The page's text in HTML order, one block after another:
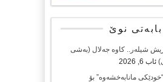
بابەتی نوێ
شیلەر.. کاوە جەلال (بەشی
ئاب 6, 2026
مانابەخشەوە” بۆ